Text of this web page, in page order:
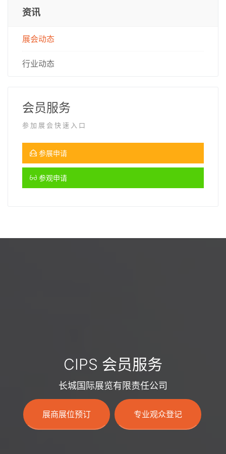
资讯
展会动态
行业动态
会员服务
参加展会快速入口
参展申请
参观申请
CIPS 会员服务
长城国际展览有限责任公司
展商展位预订 专业观众登记